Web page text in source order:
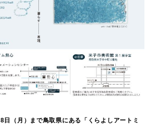
（月）まで鳥取県にある「くらよしアートミ